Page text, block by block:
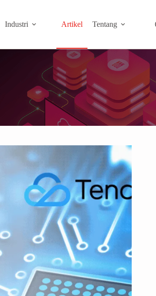
Industri Artikel Tentang